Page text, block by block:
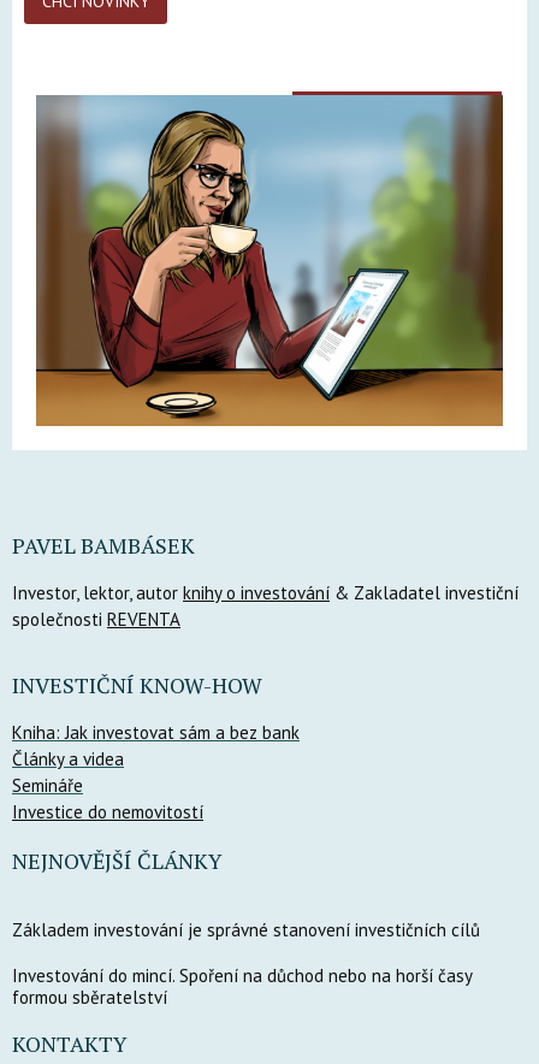
l
PAVEL BAMBÁSEK
Investor, lektor, autor knihy o investování & Zakladatel investiční
společnosti REVENTA
INVESTIČNÍ KNOW-HOW
Kniha: Jak investovat sám a bez bank
Články a videa
Semináře
Investice do nemovitostí
NEJNOVĚJŠÍ ČLÁNKY
Základem investování je správné stanovení investičních cílů
Investování do mincí. Spoření na důchod nebo na horší časy
formou sběratelství
KONTAKTY